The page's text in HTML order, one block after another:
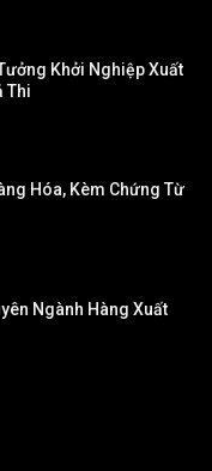
Khởi Nghiệp Xuất
Thi
Hóa, Kèm Chứng Từ
Ngành Hàng Xuất